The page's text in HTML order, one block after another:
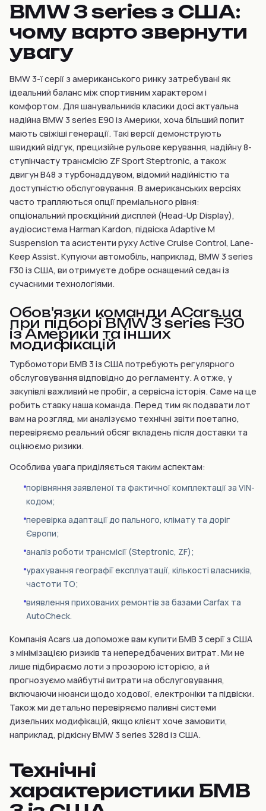
BMW 3 series з США:
чому варто звернути
увагу
BMW 3-ї серії з американського ринку затребувані як
ідеальний баланс між спортивним характером і
комфортом. Для шанувальників класики досі актуальна
надійна BMW 3 series E90 із Америки, хоча більший попит
мають свіжіші генерації. Такі версії демонструють
швидкий відгук, прецизійне рульове керування, надійну 8-
ступінчасту трансмісію ZF Sport Steptronic, а також
двигун B48 з турбонаддувом, відомий надійністю та
доступністю обслуговування. В американських версіях
часто трапляються опції преміального рівня:
опціональний проєкційний дисплей (Head-Up Display),
аудіосистема Harman Kardon, підвіска Adaptive M
Suspension та асистенти руху Active Cruise Control, Lane-
Keep Assist. Купуючи автомобіль, наприклад, BMW 3 series
F30 із США, ви отримуєте добре оснащений седан із
сучасними технологіями.
Обов'язки команди ACars.ua
при підборі BMW 3 series F30
із Америки та інших
модифікацій
Турбомотори БМВ 3 із США потребують регулярного
обслуговування відповідно до регламенту. А отже, у
закупівлі важливий не пробіг, а сервісна історія. Саме на це
робить ставку наша команда. Перед тим як подавати лот
вам на розгляд, ми аналізуємо технічні звіти поетапно,
перевіряємо реальний обсяг вкладень після доставки та
оцінюємо ризики.
Особлива увага приділяється таким аспектам:
порівняння заявленої та фактичної комплектації за VIN-
кодом;
перевірка адаптації до пального, клімату та доріг
Європи;
аналіз роботи трансмісії (Steptronic, ZF);
урахування географії експлуатації, кількості власників,
частоти ТО;
виявлення прихованих ремонтів за базами Carfax та
AutoCheck.
Компанія Acars.ua допоможе вам купити БМВ 3 серії з США
з мінімізацією ризиків та непередбачених витрат. Ми не
лише підбираємо лоти з прозорою історією, а й
прогнозуємо майбутні витрати на обслуговування,
включаючи нюанси щодо ходової, електроніки та підвіски.
Також ми детально перевіряємо паливні системи
дизельних модифікацій, якщо клієнт хоче замовити,
наприклад, рідкісну BMW 3 series 328d із США.
Технічні
характеристики БМВ